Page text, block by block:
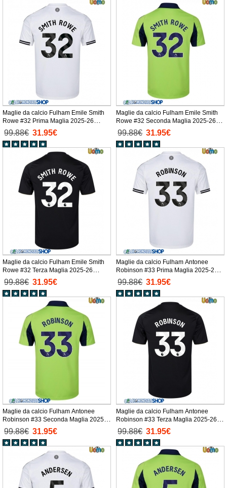
Maglie da calcio Fulham Emile Smith
Rowe #32 Prima Maglia 2025-26
Manica Corta
99.88€ 31.95€
Maglie da calcio Fulham Emile Smith
Rowe #32 Seconda Maglia 2025-26
Manica Corta
99.88€ 31.95€
Maglie da calcio Fulham Emile Smith
Rowe #32 Terza Maglia 2025-26
Manica Corta
99.88€ 31.95€
Maglie da calcio Fulham Antonee
Robinson #33 Prima Maglia 2025-26
Manica Corta
99.88€ 31.95€
Maglie da calcio Fulham Antonee
Robinson #33 Seconda Maglia 2025-
26 Manica Corta
99.88€ 31.95€
Maglie da calcio Fulham Antonee
Robinson #33 Terza Maglia 2025-26
Manica Corta
99.88€ 31.95€